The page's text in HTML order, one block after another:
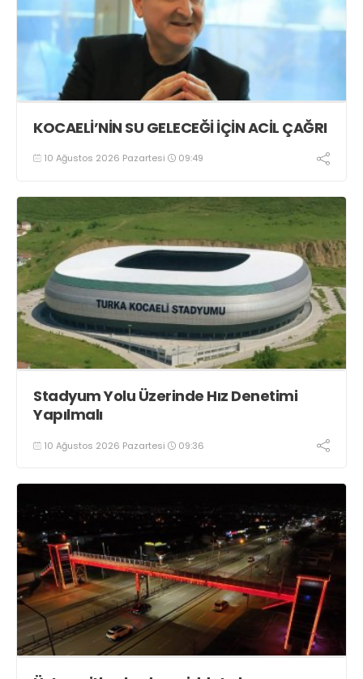
KOCAELİ’NİN SU GELECEĞİ İÇİN ACİL ÇAĞRI
10 Ağustos 2026 Pazartesi 09:49
Stadyum Yolu Üzerinde Hız Denetimi
Yapılmalı
10 Ağustos 2026 Pazartesi 09:36